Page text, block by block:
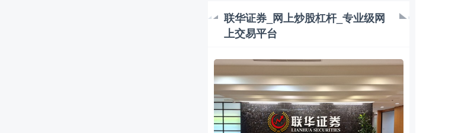
联华证券_网上炒股杠杆_专业级网
上交易平台